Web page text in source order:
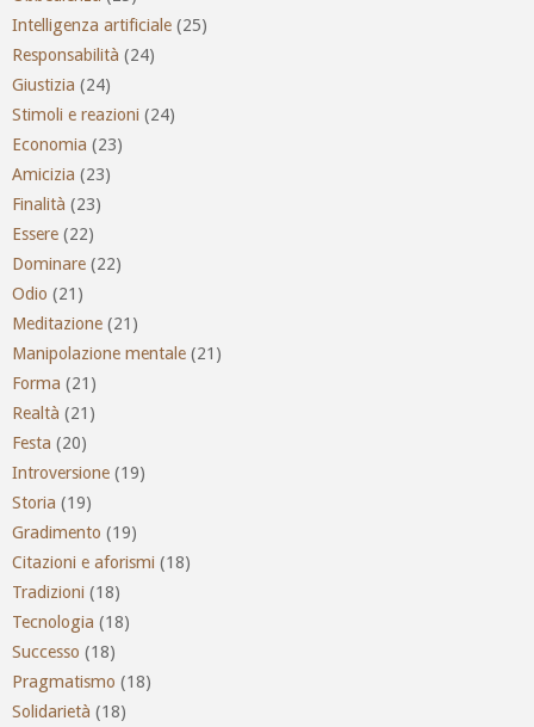
Intelligenza artificiale (25)
Responsabilità (24)
Giustizia (24)
Stimoli e reazioni (24)
Economia (23)
Amicizia (23)
Finalità (23)
Essere (22)
Dominare (22)
Odio (21)
Meditazione (21)
Manipolazione mentale (21)
Forma (21)
Realtà (21)
Festa (20)
Introversione (19)
Storia (19)
Gradimento (19)
Citazioni e aforismi (18)
Tradizioni (18)
Tecnologia (18)
Successo (18)
Pragmatismo (18)
Solidarietà (18)